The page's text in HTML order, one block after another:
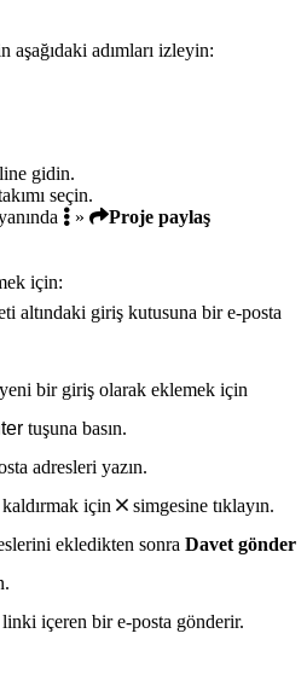
aşağıdaki adımları izleyin:
gidin.
seçin.
»
Proje paylaş
için:
altındaki giriş kutusuna bir e-posta
bir giriş olarak eklemek için
tuşuna basın.
adresleri yazın.
için
simgesine tıklayın.
ekledikten sonra Davet gönder
içeren bir e-posta gönderir.